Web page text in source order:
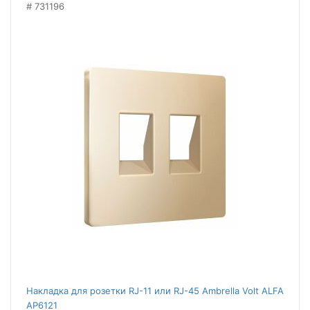
731196
Накладка для розетки RJ-11 или RJ-45 Ambrella Volt ALFA
AP6121